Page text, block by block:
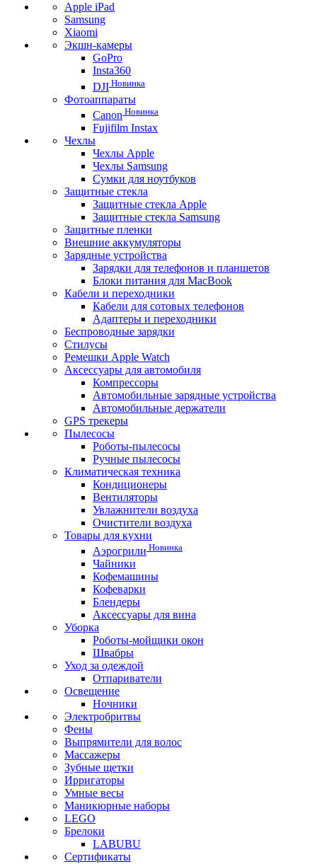
Apple iPad
Samsung
Xiaomi
Экшн-камеры
GoPro
Insta360
DJI Новинка
Фотоаппараты
Canon Новинка
Fujifilm Instax
Чехлы
Чехлы Apple
Чехлы Samsung
Сумки для ноутбуков
Защитные стекла
Защитные стекла Apple
Защитные стекла Samsung
Защитные пленки
Внешние аккумуляторы
Зарядные устройства
Зарядки для телефонов и планшетов
Блоки питания для MacBook
Кабели и переходники
Кабели для сотовых телефонов
Адаптеры и переходники
Беспроводные зарядки
Стилусы
Ремешки Apple Watch
Аксессуары для автомобиля
Компрессоры
Автомобильные зарядные устройства
Автомобильные держатели
GPS трекеры
Пылесосы
Роботы-пылесосы
Ручные пылесосы
Климатическая техника
Кондиционеры
Вентиляторы
Увлажнители воздуха
Очистители воздуха
Товары для кухни
Аэрогрили Новинка
Чайники
Кофемашины
Кофеварки
Блендеры
Аксессуары для вина
Уборка
Роботы-мойщики окон
Швабры
Уход за одеждой
Отпариватели
Освещение
Ночники
Электробритвы
Фены
Выпрямители для волос
Массажеры
Зубные щетки
Ирригаторы
Умные весы
Маникюрные наборы
LEGO
Брелоки
LABUBU
Сертификаты